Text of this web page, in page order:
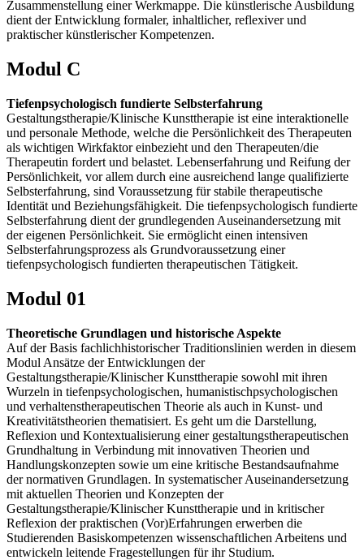
Zusammenstellung einer Werkmappe. Die künstlerische Ausbildung
dient der Entwicklung formaler, inhaltlicher, reflexiver und
praktischer künstlerischer Kompetenzen.
Modul C
Tiefenpsychologisch fundierte Selbsterfahrung
Gestaltungstherapie/Klinische Kunsttherapie ist eine interaktionelle
und personale Methode, welche die Persönlichkeit des Therapeuten
als wichtigen Wirkfaktor einbezieht und den Therapeuten/die
Therapeutin fordert und belastet. Lebenserfahrung und Reifung der
Persönlichkeit, vor allem durch eine ausreichend lange qualifizierte
Selbsterfahrung, sind Voraussetzung für stabile therapeutische
Identität und Beziehungsfähigkeit. Die tiefenpsychologisch fundierte
Selbsterfahrung dient der grundlegenden Auseinandersetzung mit
der eigenen Persönlichkeit. Sie ermöglicht einen intensiven
Selbsterfahrungsprozess als Grundvoraussetzung einer
tiefenpsychologisch fundierten therapeutischen Tätigkeit.
Modul 01
Theoretische Grundlagen und historische Aspekte
Auf der Basis fachlichhistorischer Traditionslinien werden in diesem
Modul Ansätze der Entwicklungen der
Gestaltungstherapie/Klinischer Kunsttherapie sowohl mit ihren
Wurzeln in tiefenpsychologischen, humanistischpsychologischen
und verhaltenstherapeutischen Theorie als auch in Kunst- und
Kreativitätstheorien thematisiert. Es geht um die Darstellung,
Reflexion und Kontextualisierung einer gestaltungstherapeutischen
Grundhaltung in Verbindung mit innovativen Theorien und
Handlungskonzepten sowie um eine kritische Bestandsaufnahme
der normativen Grundlagen. In systematischer Auseinandersetzung
mit aktuellen Theorien und Konzepten der
Gestaltungstherapie/Klinischer Kunsttherapie und in kritischer
Reflexion der praktischen (Vor)Erfahrungen erwerben die
Studierenden Basiskompetenzen wissenschaftlichen Arbeitens und
entwickeln leitende Fragestellungen für ihr Studium.